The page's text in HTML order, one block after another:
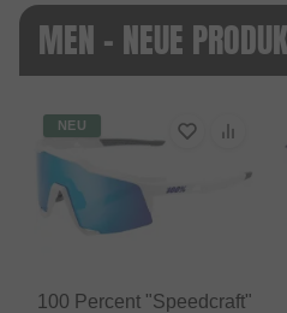
MEN - NEUE
NEU
100 Percent "Speedcraft"